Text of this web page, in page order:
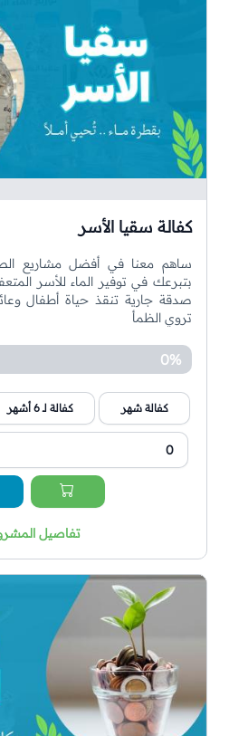
كفالة سقيا الأسر
ساهم معنا في أفضل مشاريع
بتبرعك في توفير الماء للأسر
صدقة جارية تنقذ حياة أطفال
تروي الظمأ
0%
كفالة شهر كفالة لـ 6 أشهر
تفاصيل